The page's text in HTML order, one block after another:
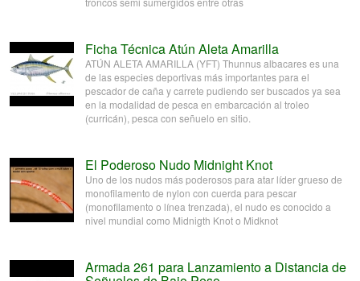
Ficha Técnica Atún Aleta Amarilla
ATÚN ALETA AMARILLA (YFT) Thunnus albacares es una
de las especies deportivas más importantes para el
pescador de caña y carrete pudiendo ser buscados ya sea
en la modalidad de pesca en embarcación al troleo
(curricán), pesca con señuelo en sitio.
El Poderoso Nudo Midnight Knot
Uno de los nudos más poderosos para atar líder grueso de
monofilamento de nylon con cuerda para pescar
(monofilamento o línea trenzada), el nudo es conocido a
nivel mundial como Midnigth Knot o Midknot
Armada 261 para Lanzamiento a Distancia de